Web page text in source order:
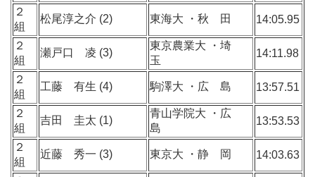
２
組
松尾淳之介 (2) 東海大 ・秋 田 14:05.95
２
組
瀬戸口 凌 (3)
東京農業大 ・埼
玉
14:11.98
２
組
工藤 有生 (4) 駒澤大 ・広 島 13:57.51
２
組
吉田 圭太 (1)
青山学院大 ・広
島
13:53.53
２
組
近藤 秀一 (3) 東京大 ・静 岡 14:03.63